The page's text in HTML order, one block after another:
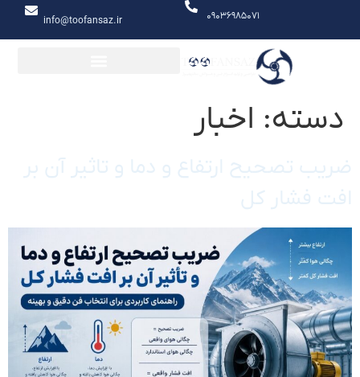
۰۹۰۳۶۹۸۵۰۷۱ info@toofansaz.ir
دسته: اخبار
ضریب تصحیح ارتفاع و دما و تاثیر آن بر
افت فشار کل